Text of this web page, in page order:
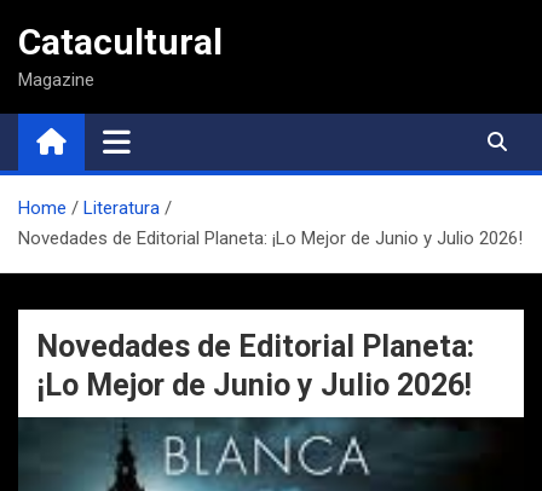
contenido
Catacultural
Magazine
Home
Literatura
Novedades de Editorial Planeta: ¡Lo Mejor de Junio y Julio 2026!
Novedades de Editorial Planeta:
¡Lo Mejor de Junio y Julio 2026!